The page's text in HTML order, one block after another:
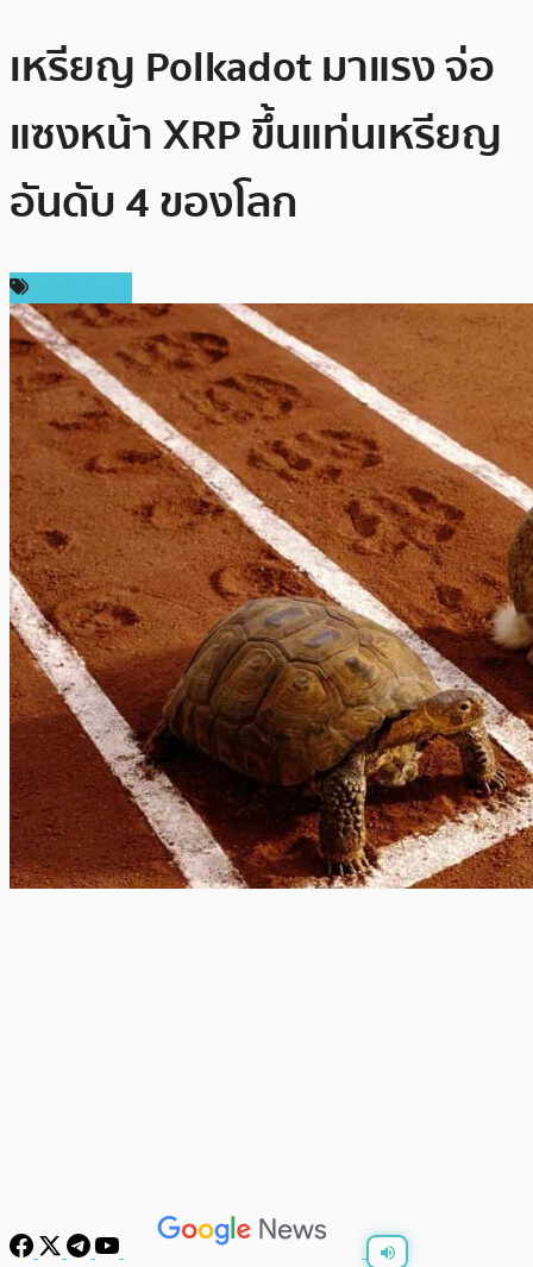
เหรียญ Polkadot มาแรง จ่อ
แซงหน้า XRP ขึ้นแท่นเหรียญ
อันดับ 4 ของโลก